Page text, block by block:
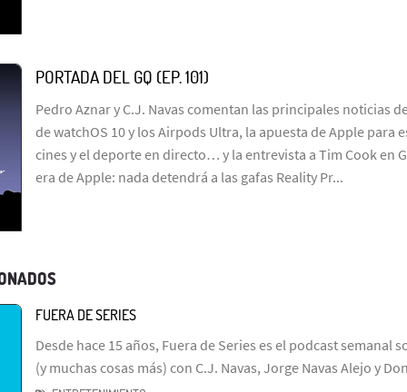
PORTADA DEL GQ (EP. 101)
Pedro Aznar y C.J. Navas comentan las principales noticias
de watchOS 10 y los Airpods Ultra, la apuesta de Apple para
cines y el deporte en directo… y la entrevista a Tim Cook en
era de Apple: nada detendrá a las gafas Reality Pr...
FUERA DE SERIES
Desde hace 15 años, Fuera de Series es el podcast semanal
(y muchas cosas más) con C.J. Navas, Jorge Navas Alejo y